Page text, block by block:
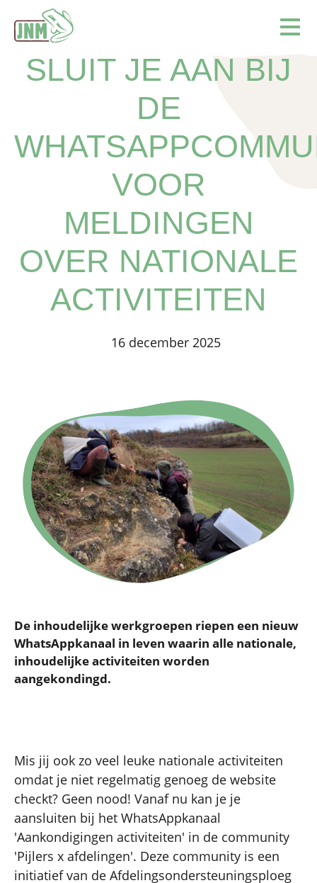
SLUIT JE AAN BIJ
DE
VOOR
MELDINGEN
OVER NATIONALE
ACTIVITEITEN
16 december 2025
De inhoudelijke werkgroepen riepen een nieuw
WhatsAppkanaal in leven waarin alle nationale,
inhoudelijke activiteiten worden
aangekondingd.
Mis jij ook zo veel leuke nationale activiteiten
omdat je niet regelmatig genoeg de website
checkt? Geen nood! Vanaf nu kan je je
aansluiten bij het WhatsAppkanaal
'Aankondigingen activiteiten' in de community
'Pijlers x afdelingen'. Deze community is een
initiatief van de Afdelingsondersteuningsploeg